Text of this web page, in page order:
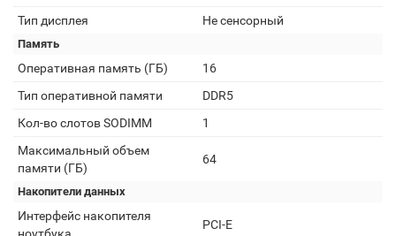
Тип дисплея
Не сенсорный
Память
Оперативная память (ГБ)
16
Тип оперативной памяти
DDR5
Кол-во слотов SODIMM
1
Максимальный объем
памяти (ГБ)
64
Накопители данных
Интерфейс накопителя
PCI-E